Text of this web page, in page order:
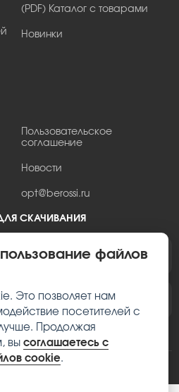
(PDF) Каталог с товарами
Новинки
Пользовательское
соглашение
Новости
opt@berossi.ru
СКАЧИВАНИЯ
Berossi
файлов
Это позволяет нам
посетителей с
Продолжая
вы соглашаетесь с
cookie.